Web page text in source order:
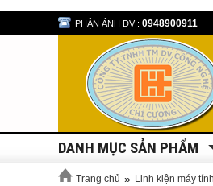
PHẢN ÁNH DV : 0948900911
DANH MỤC SẢN PHẨM
Trang chủ » Linh kiện máy tính